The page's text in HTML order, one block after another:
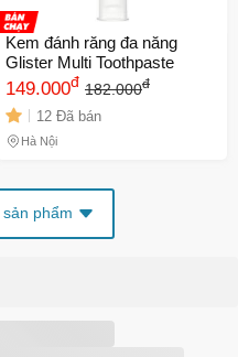
Kem đánh răng đa năng
Glister Multi Toothpaste
149.000đ 182.000đ
12 Đã bán
Hà Nội
sản phẩm